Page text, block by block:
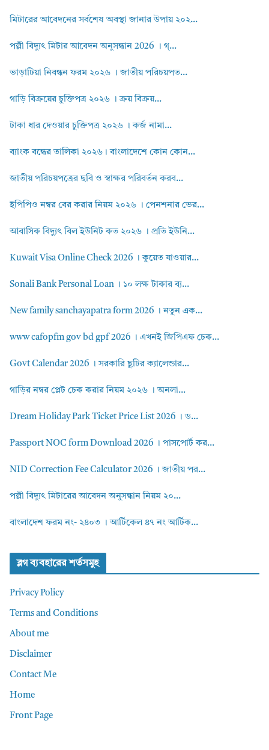
মিটারের আবেদনের সর্বশেষ অবস্থা জানার উপায় ২০২...
পল্লী বিদ্যুৎ মিটার আবেদন অনুসন্ধান 2026 । গ্...
ভাড়াটিয়া নিবন্ধন ফরম ২০২৬ । জাতীয় পরিচয়পত...
গাড়ি বিক্রয়ের চুক্তিপত্র ২০২৬ । ক্রয় বিক্রয়...
টাকা ধার দেওয়ার চুক্তিপত্র ২০২৬ । কর্জ নামা...
ব্যাংক বন্ধের তালিকা ২০২৬। বাংলাদেশে কোন কোন...
জাতীয় পরিচয়পত্রের ছবি ও স্বাক্ষর পরিবর্তন করব...
ইপিপিও নম্বর বের করার নিয়ম ২০২৬ । পেনশনার ভের...
আবাসিক বিদ্যুৎ বিল ইউনিট কত ২০২৬ । প্রতি ইউনি...
Kuwait Visa Online Check 2026 । কুয়েত যাওয়ার...
Sonali Bank Personal Loan । ১০ লক্ষ টাকার ব্য...
New family sanchayapatra form 2026 । নতুন এক...
www cafopfm gov bd gpf 2026 । এখনই জিপিএফ চেক...
Govt Calendar 2026 । সরকারি ছুটির ক্যালেন্ডার...
গাড়ির নম্বর প্লেট চেক করার নিয়ম ২০২৬ । অনলা...
Dream Holiday Park Ticket Price List 2026 । ড...
Passport NOC form Download 2026 । পাসপোর্ট কর...
NID Correction Fee Calculator 2026 । জাতীয় পর...
পল্লী বিদ্যুৎ মিটারের আবেদন অনুসন্ধান নিয়ম ২০...
বাংলাদেশ ফরম নং- ২৪০৩ । আর্টিকেল ৪৭ নং আর্টিক...
ব্লগ ব্যবহারের শর্তসমুহ
Privacy Policy
Terms and Conditions
About me
Disclaimer
Contact Me
Home
Front Page